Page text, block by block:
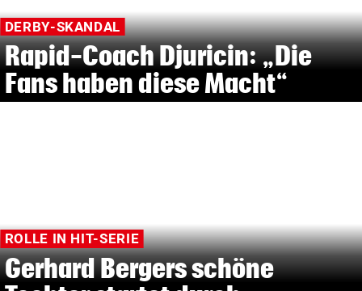
DERBY-SKANDAL
Rapid-Coach Djuricin: „Die
Fans haben diese Macht“
ROLLE IN HIT-SERIE
Gerhard Bergers schöne